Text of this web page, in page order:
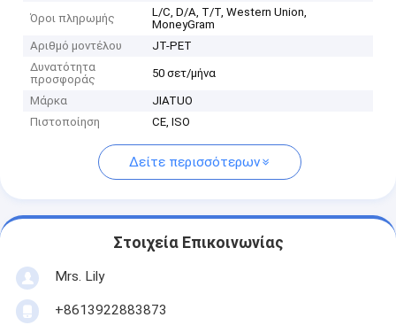
Όροι πληρωμής
L/C, D/A, T/T, Western Union,
MoneyGram
Αριθμό μοντέλου
JT-PET
Δυνατότητα
προσφοράς
50 σετ/μήνα
Μάρκα
JIATUO
Πιστοποίηση
CE, ISO
Δείτε περισσότερων
Στοιχεία Επικοινωνίας
Mrs. Lily
+8613922883873